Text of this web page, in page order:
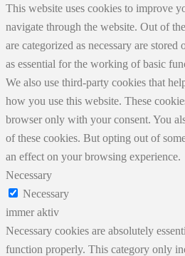
This website uses cookies to improve
navigate through the website. Out of
are categorized as necessary are
as essential for the working of basic
We also use third-party cookies that
how you use this website. These
browser only with your consent. You
of these cookies. But opting out of
an effect on your browsing experience.
Necessary
Necessary
immer aktiv
Necessary cookies are absolutely
function properly. This category only